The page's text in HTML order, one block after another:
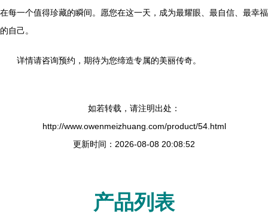
在每一个值得珍藏的瞬间。愿您在这一天，成为最耀眼、最自信、最幸福
的自己。
详情请咨询预约，期待为您缔造专属的美丽传奇。
如若转载，请注明出处：
http://www.owenmeizhuang.com/product/54.html
更新时间：2026-08-08 20:08:52
产品列表